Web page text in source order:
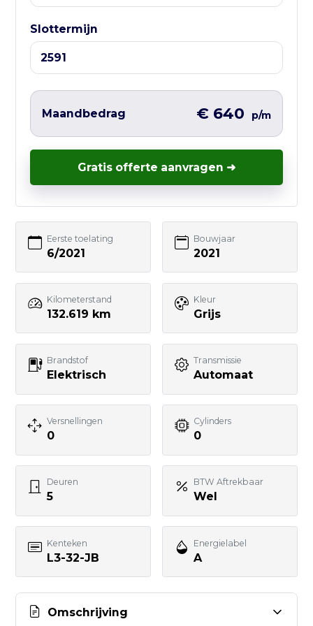
Liever direct contact?
Vul hieronder het korte formulier in en
wij nemen zo snel mogelijk contact met
Uw naam
E-mailadres
Slottermijn
Maandbedrag € 640 p/m
Gratis offerte aanvragen ➜
Eerste toelating
6/2021
Bouwjaar
2021
Kilometerstand
132.619 km
Kleur
Grijs
Brandstof
Elektrisch
Transmissie
Automaat
Versnellingen
0
Cylinders
0
Deuren
5
BTW Aftrekbaar
Wel
Kenteken
L3-32-JB
Energielabel
A
Omschrijving